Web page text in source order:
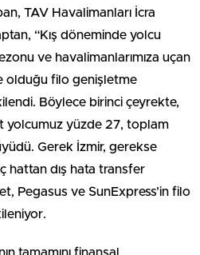
TAV Havalimanları İcra
“Kış döneminde yolcu
ve havalimanlarımıza uçan
olduğu filo genişletme
Böylece birinci çeyrekte,
yolcumuz yüzde 27, toplam
Gerek İzmir, gerekse
hattan dış hata transfer
Pegasus ve SunExpress’in filo